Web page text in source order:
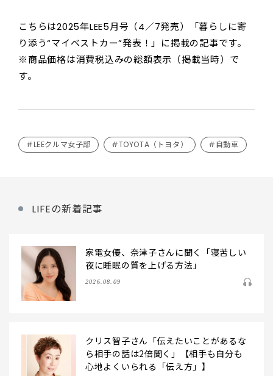
こちらは2025年LEE5月号（4／7発売）「暮らしに寄
り添う“マイベストカー”発表！」に掲載の記事です。
※商品価格は消費税込みの総額表示（掲載当時）で
す。
#LEEクルマ女子部 #TOYOTA（トヨタ） #自動車
LIFEの新着記事
家電女優、奈津子さんに聞く「寝苦しい
夜に睡眠の質を上げる方法」
2026.08.09
クリス智子さん「伝えたいことがあるな
ら相手の話は2倍聞く」【相手も自分も
心地よくいられる「伝え方」】